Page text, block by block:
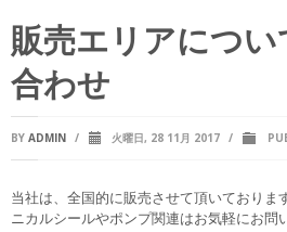
販売エリアにつ
合わせ
BY ADMIN / 火曜日, 28 11月 2017 /
当社は、全国的に販売させて頂いておりま
ニカルシールやポンプ関連はお気軽にお問